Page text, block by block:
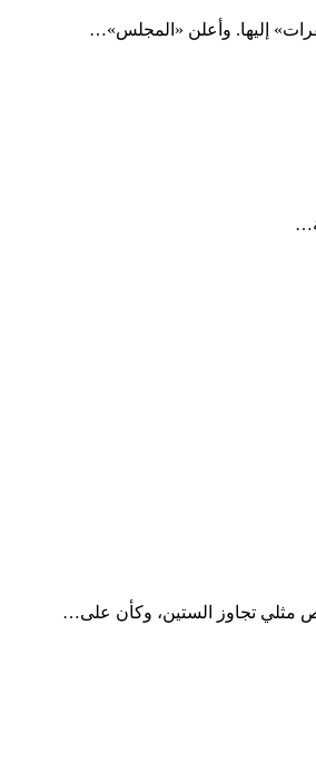
إليها. وأعلن «المجلس»…
مثلي تجاوز الستين، وكأن على…